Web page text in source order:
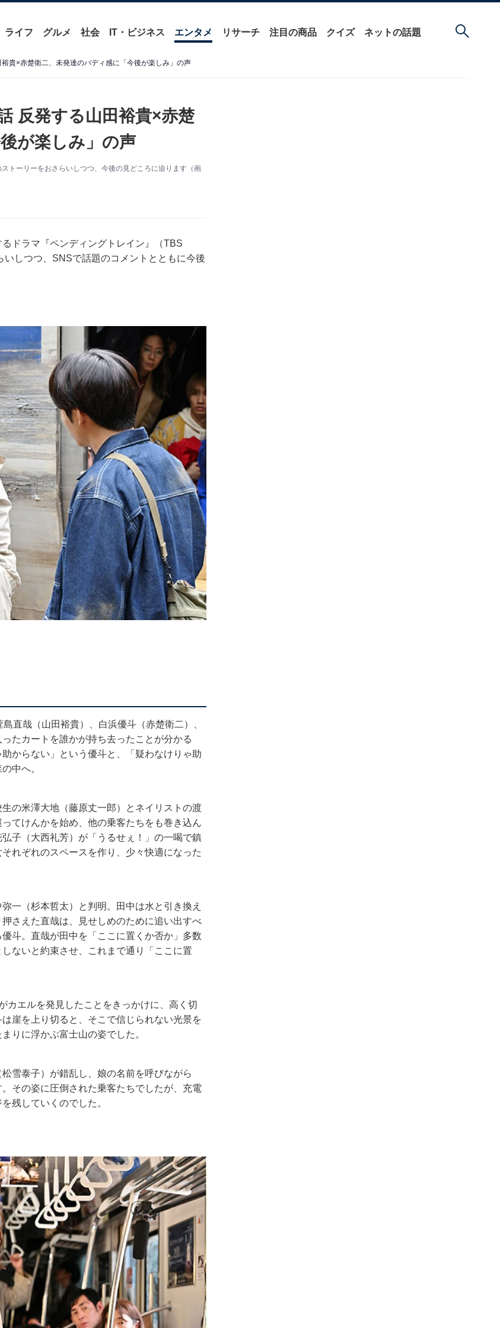
ライフ グルメ 社会 IT・ビジネス エンタメ リサーチ 注目の商品 クイズ ネットの話題
貴×赤楚衛二、未発達のバディ感に「今後が楽しみ」の声
反発する山田裕貴×赤楚
が楽しみ」の声
トーリーをおさらいしつつ、今後の見どころに迫ります（画
ドラマ『ペンディングトレイン』（TBS
しつつ、SNSで話題のコメントとともに今後
直哉（山田裕貴）、白浜優斗（赤楚衛二）、
たカートを誰かが持ち去ったことが分かる
からない」という優斗と、「疑わなけりゃ助
中へ。
の米澤大地（藤原丈一郎）とネイリストの渡
てけんかを始め、他の乗客たちをも巻き込ん
子（大西礼芳）が「うるせぇ！」の一喝で鎮
れぞれのスペースを作り、少々快適になった
一（杉本哲太）と判明。田中は水と引き換え
さえた直哉は、見せしめのために追い出すべ
斗。直哉が田中を「ここに置くか否か」多数
ないと約束させ、これまで通り「ここに置
カエルを発見したことをきっかけに、高く切
崖を上り切ると、そこで信じられない光景を
りに浮かぶ富士山の姿でした。
雪泰子）が錯乱し、娘の名前を呼びながら
その姿に圧倒された乗客たちでしたが、充電
残していくのでした。